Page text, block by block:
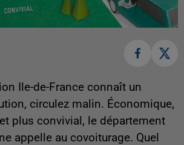
Ile-de-France connaît un
circulez malin. Économique,
plus convivial, le département
appelle au covoiturage. Quel